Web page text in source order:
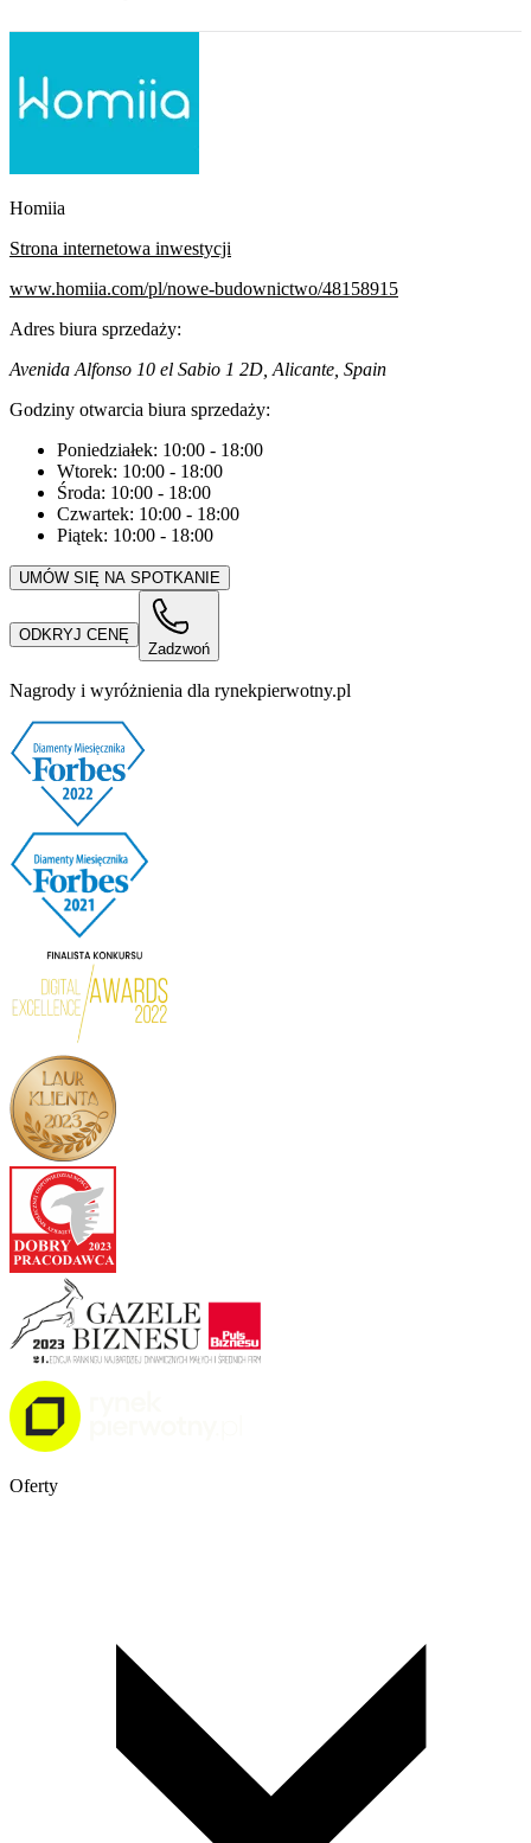
Homiia
Strona internetowa inwestycji
www.homiia.com/pl/nowe-budownictwo/48158915
Adres biura sprzedaży:
Avenida Alfonso 10 el Sabio 1 2D, Alicante, Spain
Godziny otwarcia biura sprzedaży:
Poniedziałek: 10:00 - 18:00
Wtorek: 10:00 - 18:00
Środa: 10:00 - 18:00
Czwartek: 10:00 - 18:00
Piątek: 10:00 - 18:00
UMÓW SIĘ NA SPOTKANIE
ODKRYJ CENĘ
Zadzwoń
Nagrody i wyróżnienia dla rynekpierwotny.pl
Oferty